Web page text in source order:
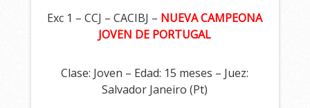
Exc 1 – CCJ – CACIBJ – NUEVA CAMPEONA
JOVEN DE PORTUGAL
Clase: Joven – Edad: 15 meses – Juez:
Salvador Janeiro (Pt)